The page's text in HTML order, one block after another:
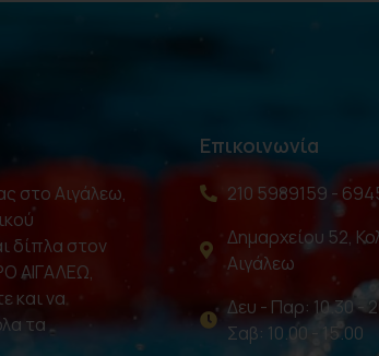
στο Αιγάλεω,
δίπλα στον
ΑΙΓΑΛΕΩ,
και να
τα
Επικοινωνία
210 5989159 -
Δημαρχείου 52,
Αιγάλεω
Δευ - Παρ: 10.30 -
Σαβ: 10.00 - 15.00